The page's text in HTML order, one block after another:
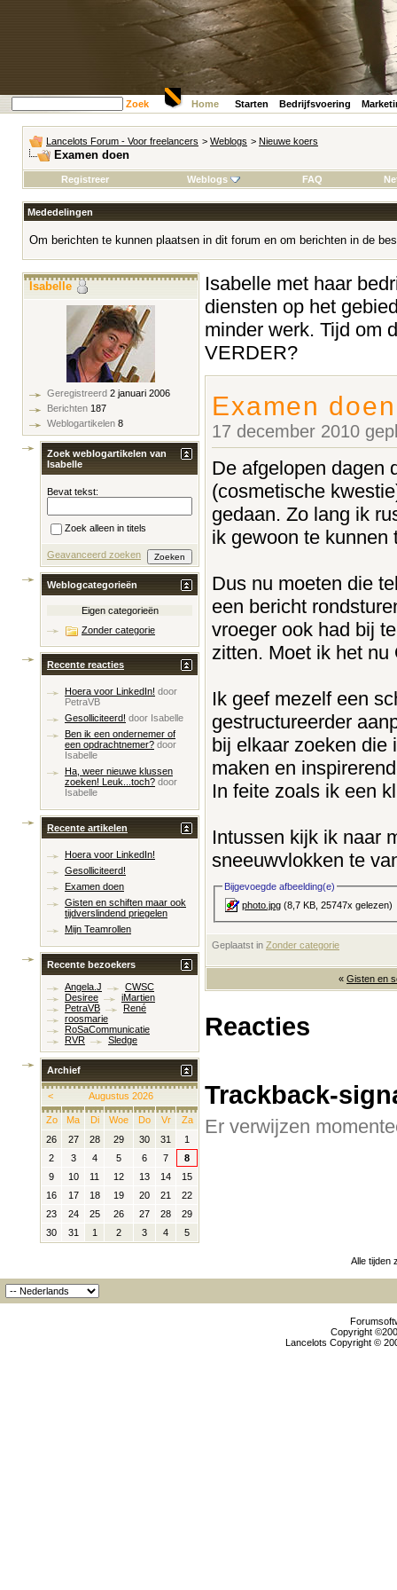
Zoek Home Starten Bedrijfsvoering
Lancelots Forum - Voor freelancers > Weblogs > Nieuwe koers
Examen doen
Registreer Weblogs FAQ
Mededelingen
Om berichten te kunnen plaatsen in dit forum en om berichten in de
Isabelle met haar
diensten op het
minder werk. Tijd om
VERDER?
Examen doen
17 december 2010
De afgelopen dagen
(cosmetische
gedaan. Zo lang ik
ik gewoon te kunnen
Dus nu moeten die
een bericht
vroeger ook had bij
zitten. Moet ik het
Ik geef mezelf een
gestructureerder
bij elkaar zoeken die
maken en
In feite zoals ik een
Intussen kijk ik naar
sneeuwvlokken te
Bijgevoegde afbeelding(e)
photo.jpg (8,7 KB, 25747x gelezen)
Geplaatst in Zonder categorie
« Gisten en
Reacties
Trackback-
Er verwijzen
Isabelle
Geregistreerd 2 januari 2006
Berichten 187
Weblogartikelen 8
Zoek weblogartikelen van
Isabelle
Bevat tekst:
Zoek alleen in titels
Geavanceerd zoeken
Weblogcategorieën
Eigen categorieën
Zonder categorie
Recente reacties
Hoera voor LinkedIn! door
PetraVB
Gesolliciteerd! door Isabelle
Ben ik een ondernemer of
een opdrachtnemer? door
Isabelle
Ha, weer nieuwe klussen
zoeken! Leuk...toch? door
Isabelle
Recente artikelen
Hoera voor LinkedIn!
Gesolliciteerd!
Examen doen
Gisten en schiften maar ook
tijdverslindend priegelen
Mijn Teamrollen
Recente bezoekers
Angela.J
CWSC
Desiree
iMartien
PetraVB
René
roosmarie
RoSaCommunicatie
RVR
Sledge
Archief
< Augustus 2026
Zo Ma Di Woe Do Vr
Za
26
27 28 29 30 31
1
2
3 4 5 6 7
8
9
10 11 12 13 14
15
16
17 18 19 20 21
22
23
24 25 26 27 28
29
30
31 1 2 3 4 5
Alle tijden
Copyright
Lancelots Copyright ©